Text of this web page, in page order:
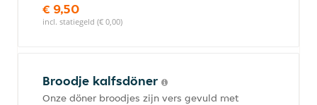
€ 9,50
incl. statiegeld (€ 0,00)
Broodje kalfsdöner
Onze döner broodjes zijn vers gevuld met